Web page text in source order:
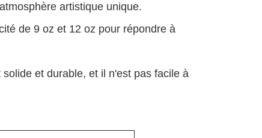
artistique unique.
de 9 oz et 12 oz pour répondre à
solide et durable, et il n'est pas facile à